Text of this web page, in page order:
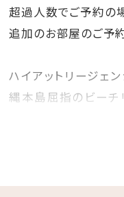
【お子様用アメ
します。
ハブラシ／ ボデ
ー／ローション）
※お貸出し備品
※ご
超過人数でご予約の
追加のお部屋のご予
ハイアットリージェ
縄本島屈指のビーチ
ひとつのリゾートを